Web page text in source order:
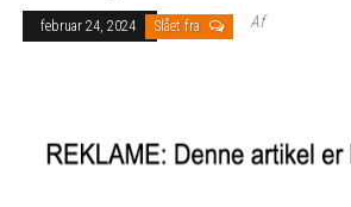
februar 24, 2024 Slået fra Af